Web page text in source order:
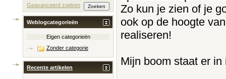
Zo kun je zien of je
ook op de hoogte
realiseren!
Mijn boom staat er
Geavanceerd zoeken
Weblogcategorieën
Eigen categorieën
Zonder categorie
Recente artikelen